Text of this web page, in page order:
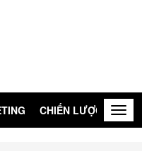
CHIẾN LƯỢC